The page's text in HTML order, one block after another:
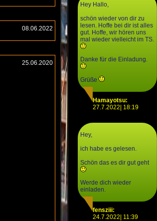
08.06.2022
25.06.2020
Hey Hallo,
schön wieder von dir zu
lesen. Hoffe bei dir ist alles
gut. Hoffe, wir hören uns
mal wieder vielleicht im TS.
Danke für die Einladung.
Grüße
Hamayotsu:
27.7.2022| 18:19
Hey,
ich habe es gelesen.
Schön das es dir gut geht
Werde dich wieder
einladen.
fensziii:
24.7.2022| 11:39